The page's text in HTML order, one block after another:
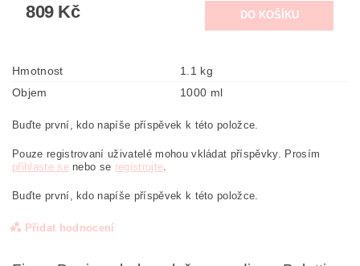
809 Kč
Hmotnost
1.1 kg
Objem
1000 ml
Buďte první, kdo napíše příspěvek k této položce.
Pouze registrovaní uživatelé mohou vkládat příspěvky. Prosím
přihlaste senebo se registrujte
Buďte první, kdo napíše příspěvek k této položce.
Přidat hodnocení